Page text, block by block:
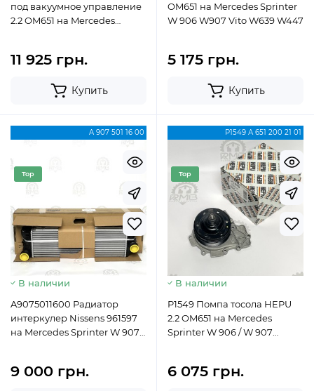
под вакуумное управление
2.2 OM651 на Mercedes
11 925 грн.
Купить
OM651 на Mercedes Sprinter
W 906 W907 Vito W639 W447
5 175 грн.
Купить
A 907 501 16 00
Top
В наличии
A9075011600 Радиатор
интеркулер Nissens 961597
на Mercedes Sprinter W 907 /
9 000 грн.
P1549 А 651 200 21 01
Top
В наличии
P1549 Помпа тосола HEPU
2.2 OM651 на Mercedes
Sprinter W 906 / W 907
6 075 грн.